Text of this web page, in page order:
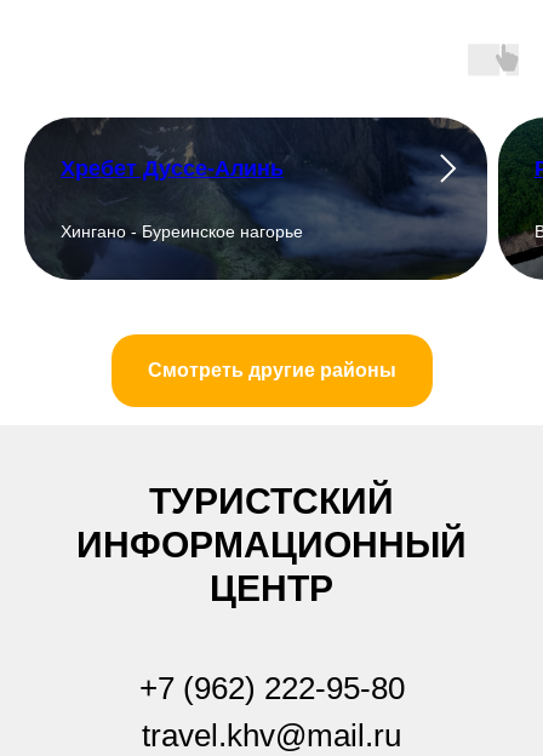
Хребет Дуссе-Алинь
Хингано - Буреинское нагорье
Смотреть другие районы
ТУРИСТСКИЙ
ИНФОРМАЦИОННЫЙ
ЦЕНТР
+7 (962) 222-95-80
travel.khv@mail.ru